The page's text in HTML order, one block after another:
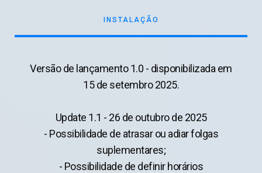
INSTALAÇÃO
Versão de lançamento 1.0 - disponibilizada em
15 de setembro 2025.
Update 1.1 - 26 de outubro de 2025
- Possibilidade de atrasar ou adiar folgas
suplementares;
- Possibilidade de definir horários